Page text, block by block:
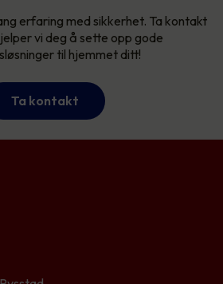
erfaring med sikkerhet. Ta kontakt
vi deg å sette opp gode
til hjemmet ditt!
Ta kontakt